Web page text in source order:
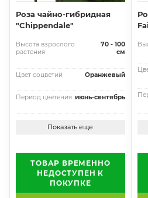
Роза чайно-гибридная
"Chippendale"
Высота взрослого
растения
70 - 100
см
Цвет соцветий Оранжевый
Период цветения июнь-сентябрь
Показать еще
ТОВАР ВРЕМЕННО
НЕДОСТУПЕН К
ПОКУПКЕ